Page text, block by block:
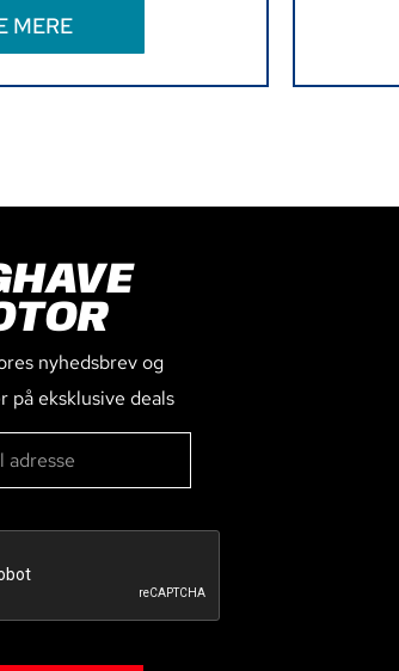
MERE
nyhedsbrev og
på eksklusive deals